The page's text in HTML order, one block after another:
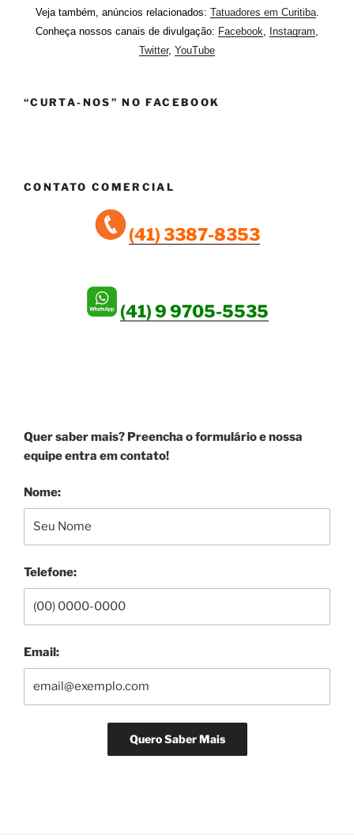
Veja também, anúncios relacionados: Tatuadores em Curitiba.
Conheça nossos canais de divulgação: Facebook, Instagram,
Twitter, YouTube
“CURTA-NOS” NO FACEBOOK
CONTATO COMERCIAL
(41) 3387-8353
(41) 9 9705-5535
Quer saber mais? Preencha o formulário e nossa
equipe entra em contato!
Nome:
Telefone:
Email: